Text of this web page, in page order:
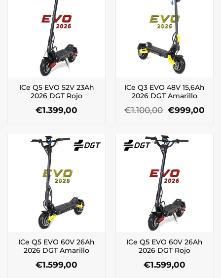
ICe Q5 EVO 52V 23Ah
2026 DGT Rojo
€1.399,00
ICe Q3 EVO 48V 15,6Ah
2026 DGT Amarillo
€1.100,00 El
precio
era:
€1.100,00.
€999,00
ICe Q5 EVO 60V 26Ah
2026 DGT Amarillo
€1.599,00
ICe Q5 EVO 60V 26Ah
2026 DGT Rojo
€1.599,00